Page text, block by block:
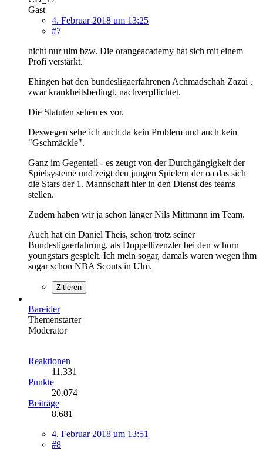
Gast
4. Februar 2018 um 13:25
#7
nicht nur ulm bzw. Die orangeacademy hat sich mit einem
Profi verstärkt.
Ehingen hat den bundesligaerfahrenen Achmadschah Zazai ,
zwar krankheitsbedingt, nachverpflichtet.
Die Statuten sehen es vor.
Deswegen sehe ich auch da kein Problem und auch kein
"Gschmäckle".
Ganz im Gegenteil - es zeugt von der Durchgängigkeit der
Spielsysteme und zeigt den jungen Spielern der oa das sich
die Stars der 1. Mannschaft hier in den Dienst des teams
stellen.
Zudem haben wir ja schon länger Nils Mittmann im Team.
Auch hat ein Daniel Theis, schon trotz seiner
Bundesligaerfahrung, als Doppellizenzler bei den w'horn
youngstars gespielt. Ich mein sogar, damals waren wegen ihm
sogar schon NBA Scouts in Ulm.
Zitieren
Bareider
Themenstarter
Moderator
Reaktionen
11.331
Punkte
20.074
Beiträge
8.681
4. Februar 2018 um 13:51
#8